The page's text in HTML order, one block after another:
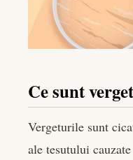
Ce sunt
Vergeturile sunt
ale tesutului